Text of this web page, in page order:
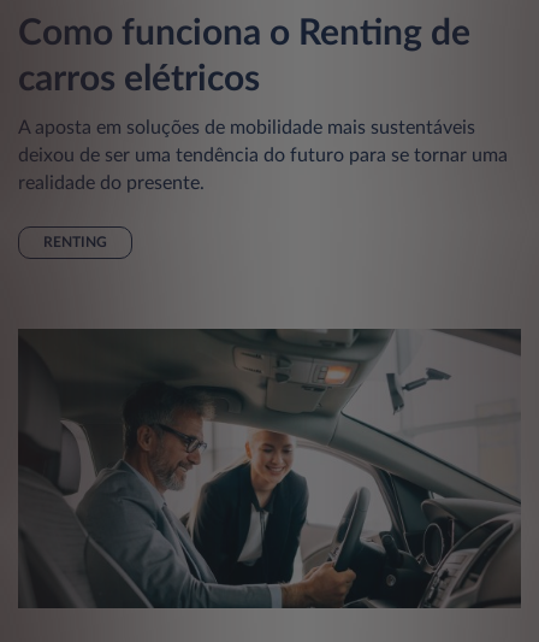
Como funciona o Renting de
carros elétricos
A aposta em soluções de mobilidade mais sustentáveis
deixou de ser uma tendência do futuro para se tornar uma
realidade do presente.
RENTING